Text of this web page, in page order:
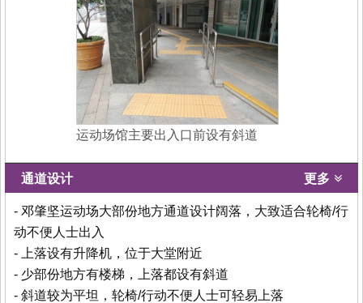
运动场馆主要出入口前设有斜道
通道设计 更多
- 邓肇坚运动场大部份地方通道设计阔落，大致适合轮椅/行
动不便人士出入
- 上落设有升降机，位于大堂附近
- 少部份地方有楼梯，上落都设有斜道
- 斜道较为平坦，轮椅/行动不便人士可轻易上落